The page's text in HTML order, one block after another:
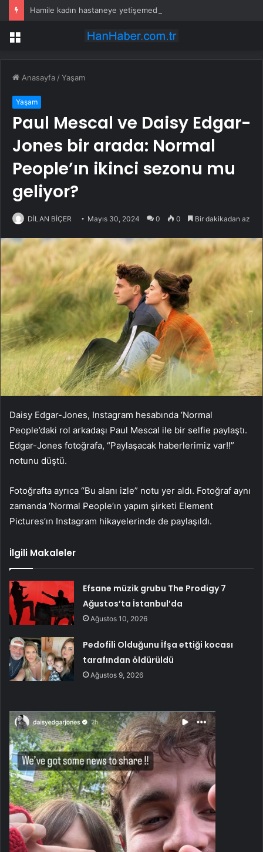
Menü
Anasayfa /Yaşam
Yaşam
Paul Mescal ve Daisy Edgar-
Jones bir arada: Normal
People’ın ikinci sezonu mu
geliyor?
DİLAN BİÇER Mayıs 30, 2024 0 0 Bir dakikadan az
Daisy Edgar-Jones, Instagram hesabında ‘Normal
People’daki rol arkadaşı Paul Mescal ile bir selfie paylaştı.
Edgar-Jones fotoğrafa, “Paylaşacak haberlerimiz var!!”
notunu düştü.
Fotoğrafta ayrıca “Bu alanı izle” notu yer aldı. Fotoğraf aynı
zamanda ‘Normal People’ın yapım şirketi Element
Pictures’ın Instagram hikayelerinde de paylaşıldı.
İlgili Makaleler
Efsane müzik grubu The Prodigy 7
Ağustos’ta İstanbul’da
Ağustos 10, 2026
Pedofili Olduğunu İfşa ettiği kocası
tarafından öldürüldü
Ağustos 9, 2026